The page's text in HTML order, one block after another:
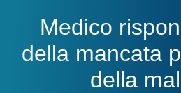
Medico
della mancata
della